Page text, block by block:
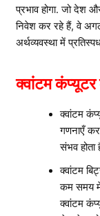
प्रभाव होगा. जो देश
निवेश कर रहे हैं, वे
अर्थव्यवस्था में
क्वांटम
क्वांटम
गणनाएँ
संभव होता
क्वांटम
कम समय
क्वांटम